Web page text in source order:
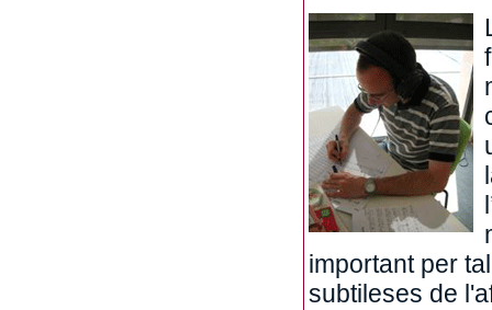
important per
subtileses de